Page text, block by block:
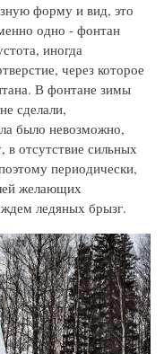
форму и вид, это
одно - фонтан
иногда
через которое
В фонтане зимы
сделали,
было невозможно,
в отсутствие сильных
периодически,
желающих
ледяных брызг.